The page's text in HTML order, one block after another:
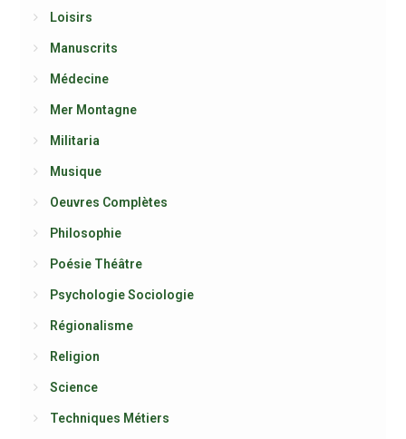
Loisirs
Manuscrits
Médecine
Mer Montagne
Militaria
Musique
Oeuvres Complètes
Philosophie
Poésie Théâtre
Psychologie Sociologie
Régionalisme
Religion
Science
Techniques Métiers